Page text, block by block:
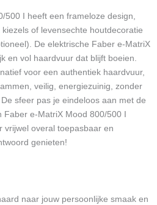
500 I heeft een frameloze design,
of levensechte houtdecoratie
De elektrische Faber e-MatriX
en vol haardvuur dat blijft boeien.
voor een authentiek haardvuur,
veilig, energiezuinig, zonder
sfeer pas je eindeloos aan met de
Faber e-MatriX Mood 800/500 I
vrijwel overal toepasbaar en
genieten!
naar jouw persoonlijke smaak en